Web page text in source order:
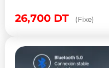
26,700 DT (Fixe)